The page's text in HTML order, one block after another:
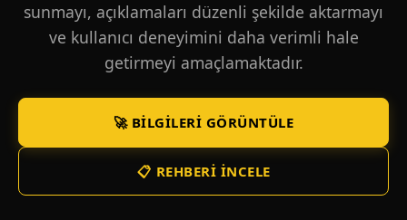
sunmayı, açıklamaları düzenli şekilde aktarmayı
ve kullanıcı deneyimini daha verimli hale
getirmeyi amaçlamaktadır.
🚀 BILGILERI GÖRÜNTÜLE
📋 REHBERI İNCELE